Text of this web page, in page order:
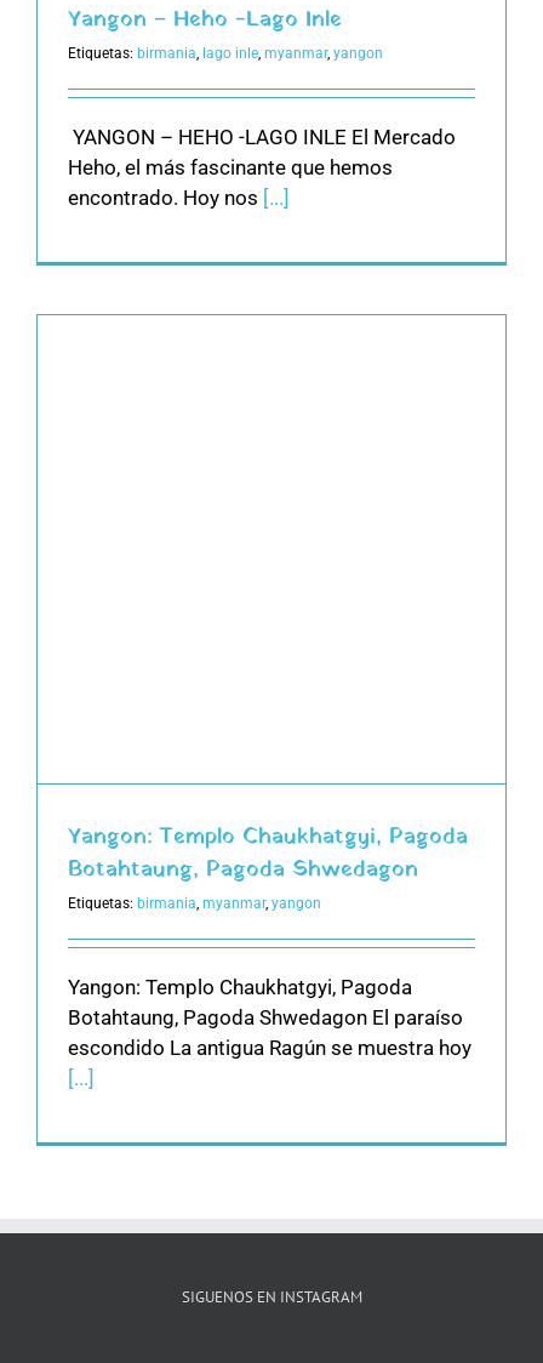
Yangon – Heho -Lago Inle
Etiquetas: birmania, lago inle, myanmar, yangon
YANGON – HEHO -LAGO INLE El Mercado
Heho, el más fascinante que hemos
encontrado. Hoy nos [...]
Yangon: Templo Chaukhatgyi, Pagoda
Botahtaung, Pagoda Shwedagon
Etiquetas: birmania, myanmar, yangon
Yangon: Templo Chaukhatgyi, Pagoda
Botahtaung, Pagoda Shwedagon El paraíso
escondido La antigua Ragún se muestra hoy
[...]
SIGUENOS EN INSTAGRAM